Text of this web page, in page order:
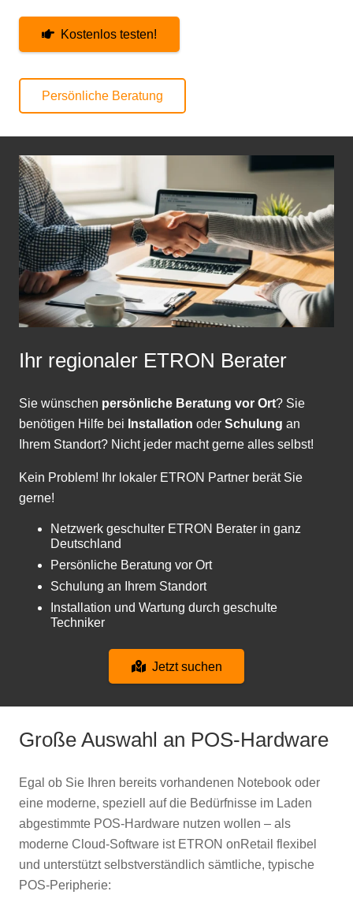
Kostenlos testen!
Persönliche Beratung
Ihr regionaler ETRON Berater
Sie wünschen persönliche Beratung vor Ort? Sie
benötigen Hilfe bei Installation oder Schulung an
Ihrem Standort? Nicht jeder macht gerne alles selbst!
Kein Problem! Ihr lokaler ETRON Partner berät Sie
gerne!
Netzwerk geschulter ETRON Berater in ganz
Deutschland
Persönliche Beratung vor Ort
Schulung an Ihrem Standort
Installation und Wartung durch geschulte
Techniker
Jetzt suchen
Große Auswahl an POS-Hardware
Egal ob Sie Ihren bereits vorhandenen Notebook oder
eine moderne, speziell auf die Bedürfnisse im Laden
abgestimmte POS-Hardware nutzen wollen – als
moderne Cloud-Software ist ETRON onRetail flexibel
und unterstützt selbstverständlich sämtliche, typische
POS-Peripherie: